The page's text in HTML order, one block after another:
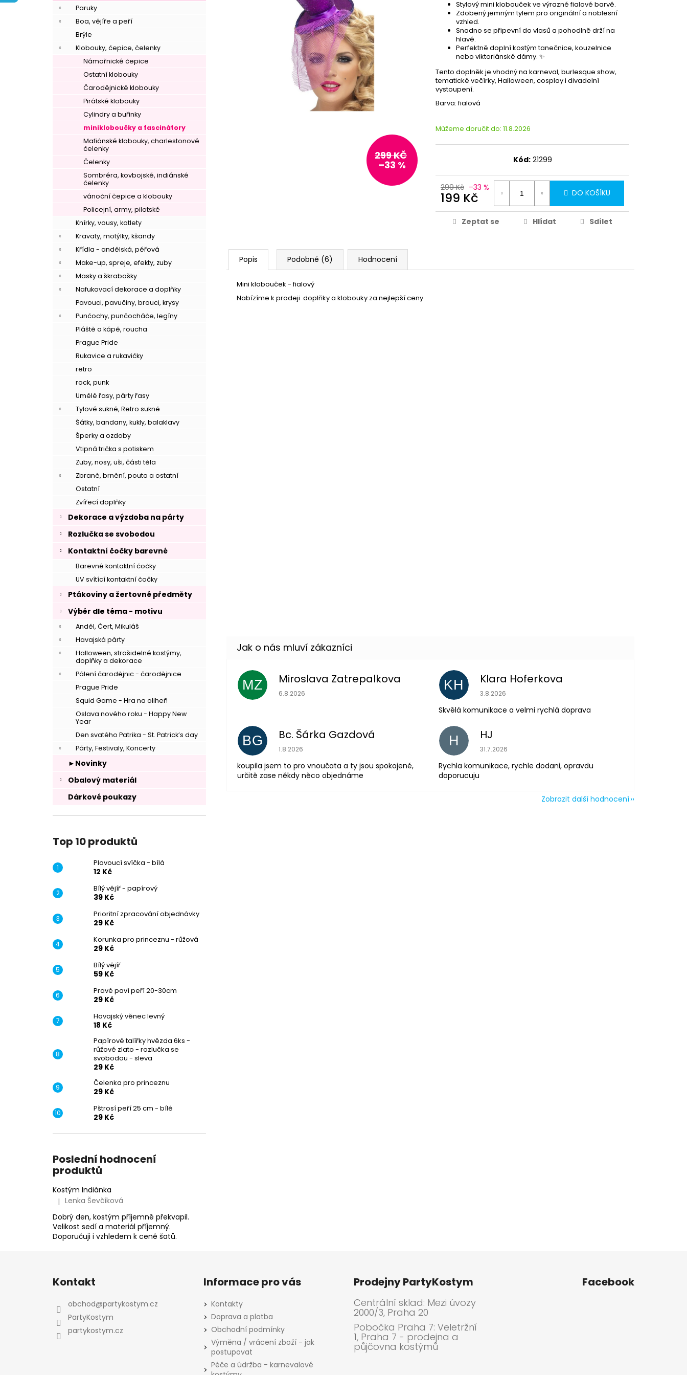
Paruky
Boa, vějíře a peří
Brýle
Klobouky, čepice, čelenky
Námořnické čepice
Ostatní klobouky
Čarodějnické klobouky
Pirátské klobouky
Cylindry a buřinky
minikloboučky a fascinátory
Mafiánské klobouky, charlestonové
čelenky
Čelenky
Sombréra, kovbojské, indiánské
čelenky
vánoční čepice a klobouky
Policejní, army, pilotské
Knírky, vousy, kotlety
Kravaty, motýlky, kšandy
Křídla - andělská, péřová
Make-up, spreje, efekty, zuby
Masky a škrabošky
Nafukovací dekorace a doplňky
Pavouci, pavučiny, brouci, krysy
Punčochy, punčocháče, legíny
Pláště a kápě, roucha
Prague Pride
Rukavice a rukavičky
retro
rock, punk
Umělé řasy, párty řasy
Tylové sukně, Retro sukně
Šátky, bandany, kukly, balaklavy
Šperky a ozdoby
Vtipná trička s potiskem
Zuby, nosy, uši, části těla
Zbraně, brnění, pouta a ostatní
Ostatní
Zvířecí doplňky
Dekorace a výzdoba na párty
Rozlučka se svobodou
Kontaktní čočky barevné
Barevné kontaktní čočky
UV svítící kontaktní čočky
Ptákoviny a žertovné předměty
Výběr dle téma - motivu
Anděl, Čert, Mikuláš
Havajská párty
Halloween, strašidelné kostýmy,
doplňky a dekorace
Pálení čarodějnic - čarodějnice
Prague Pride
Squid Game - Hra na oliheň
Oslava nového roku - Happy New
Year
Den svatého Patrika - St. Patrick’s day
Párty, Festivaly, Koncerty
►Novinky
Obalový materiál
Dárkové poukazy
Top 10 produktů
Plovoucí svíčka - bílá
12 Kč
Bílý vějíř - papírový
39 Kč
Prioritní zpracování objednávky
29 Kč
Korunka pro princeznu - růžová
29 Kč
Bílý vějíř
59 Kč
Pravé paví peří 20-30cm
29 Kč
Havajský věnec levný
18 Kč
Papírové talířky hvězda 6ks -
růžové zlato - rozlučka se
svobodou - sleva
29 Kč
Čelenka pro princeznu
29 Kč
Pštrosí peří 25 cm - bílé
29 Kč
Poslední hodnocení
produktů
Kostým Indiánka
Hodnocení produktu je 5 z 5 hvězdiček.
| Lenka Ševčíková
Dobrý den, kostým příjemně překvapil.
Velikost sedí a materiál příjemný.
Doporučuji i vzhledem k ceně šatů.
Stylový mini klobouček ve výrazné fialové barvě.
Zdobený jemným tylem pro originální a noblesní
vzhled.
Snadno se připevní do vlasů a pohodlně drží na
hlavě.
Perfektně doplní kostým tanečnice, kouzelnice
nebo viktoriánské dámy. ✨
Tento doplněk je vhodný na karneval, burlesque show,
tematické večírky, Halloween, cosplay i divadelní
vystoupení.
Barva: fialová
Můžeme doručit do: 11.8.2026
Kód: 21299
299 Kč –33 %
199 Kč DO KOŠÍKU
Zeptat se Hlídat Sdílet
299 KČ
–33 %
Popis Podobné (6) Hodnocení
Mini klobouček - fialový
Nabízíme k prodeji doplňky a klobouky za nejlepší ceny.
MZ Miroslava Zatrepalkova
Hodnocení obchodu je 5 z 5 hvězdiček.
6.8.2026
KH Klara Hoferkova
Hodnocení obchodu je 5 z 5 hvězdiček.
3.8.2026
Skvělá komunikace a velmi rychlá doprava
BG Bc. Šárka Gazdová
Hodnocení obchodu je 5 z 5 hvězdiček.
1.8.2026
koupila jsem to pro vnoučata a ty jsou spokojené,
určitě zase někdy něco objednáme
H HJ
Hodnocení obchodu je 5 z 5 hvězdiček.
31.7.2026
Rychla komunikace, rychle dodani, opravdu
doporucuju
Zobrazit další hodnocení
Kontakt
obchod@partykostym.cz
PartyKostym
partykostym.cz
Informace pro vás
Kontakty
Doprava a platba
Obchodní podmínky
Výměna / vrácení zboží - jak
postupovat
Péče a údržba - karnevalové
Prodejny PartyKostym
Centrální sklad: Mezi úvozy
2000/3, Praha 20
Pobočka Praha 7: Veletržní
1, Praha 7 - prodejna a
půjčovna kostýmů
Facebook